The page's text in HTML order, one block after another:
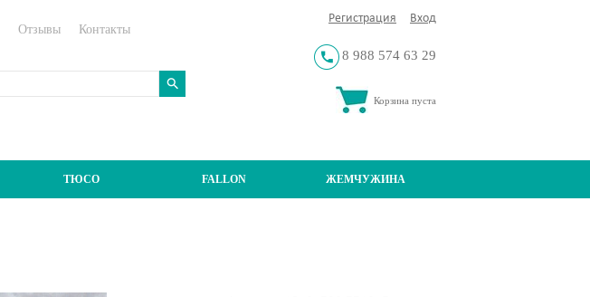
Регистрация Вход
8 988 574 63 29
Корзина пуста
Отзывы Контакты
ТЮСО FALLON ЖЕМЧУЖИНА